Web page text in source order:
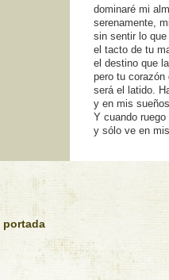
dominaré mi
serenamente,
sin sentir lo
el tacto de tu
el destino que
pero tu
será el latido.
y en mis
Y cuando
y sólo ve en
portada